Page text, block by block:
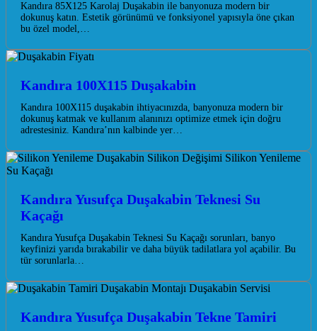
Kandıra 85X125 Karolaj Duşakabin ile banyonuza modern bir
dokunuş katın. Estetik görünümü ve fonksiyonel yapısıyla öne çıkan
bu özel model,…
Kandıra 100X115 Duşakabin
Kandıra 100X115 duşakabin ihtiyacınızda, banyonuza modern bir
dokunuş katmak ve kullanım alanınızı optimize etmek için doğru
adrestesiniz. Kandıra’nın kalbinde yer…
Kandıra Yusufça Duşakabin Teknesi Su
Kaçağı
Kandıra Yusufça Duşakabin Teknesi Su Kaçağı sorunları, banyo
keyfinizi yarıda bırakabilir ve daha büyük tadilatlara yol açabilir. Bu
tür sorunlarla…
Kandıra Yusufça Duşakabin Tekne Tamiri